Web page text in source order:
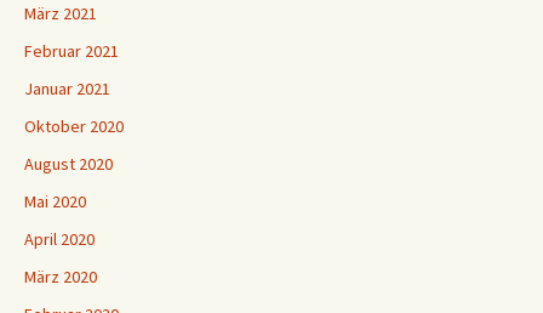
März 2021
Februar 2021
Januar 2021
Oktober 2020
August 2020
Mai 2020
April 2020
März 2020